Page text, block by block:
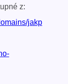
z:
jakp